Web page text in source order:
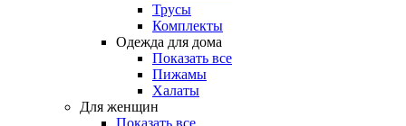
Трусы
Комплекты
Одежда для дома
Показать все
Пижамы
Халаты
Для женщин
Показать все